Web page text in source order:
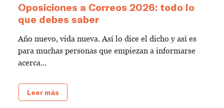
Oposiciones a Correos 2026: todo lo
que debes saber
Año nuevo, vida nueva. Así lo dice el dicho y así es
para muchas personas que empiezan a informarse
acerca...
Leer más